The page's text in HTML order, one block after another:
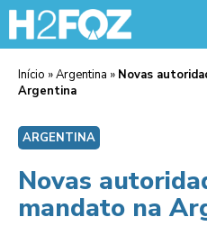
Início »Argentina » Novas
Argentina
ARGENTINA
Novas
mandato na